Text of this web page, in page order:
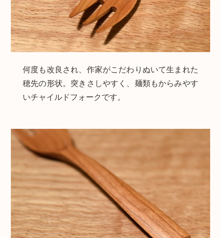
何度も改良され、作家がこだわりぬいて生まれた
穂先の形状。突きさしやすく、麺類もからみやす
いチャイルドフォークです。